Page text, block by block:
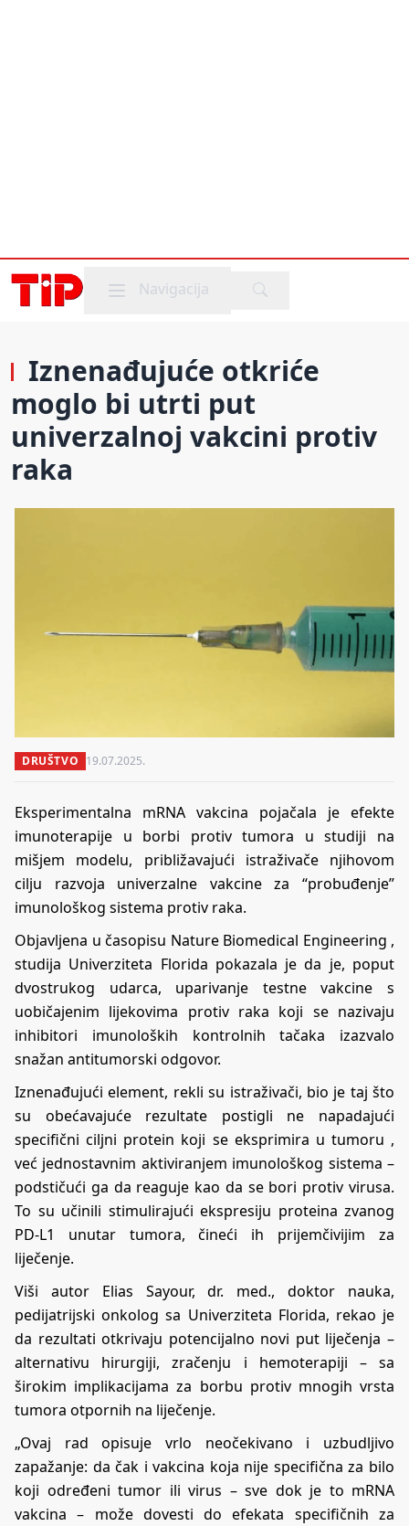
Mobile menu
Navigacija
Iznenađujuće otkriće
moglo bi utrti put
univerzalnoj vakcini protiv
raka
DRUŠTVO 19.07.2025.
Eksperimentalna mRNA vakcina pojačala je efekte
imunoterapije u borbi protiv tumora u studiji na
mišjem modelu, približavajući istraživače njihovom
cilju razvoja univerzalne vakcine za “probuđenje”
imunološkog sistema protiv raka.
Objavljena u časopisu Nature Biomedical Engineering ,
studija Univerziteta Florida pokazala je da je, poput
dvostrukog udarca, uparivanje testne vakcine s
uobičajenim lijekovima protiv raka koji se nazivaju
inhibitori imunoloških kontrolnih tačaka izazvalo
snažan antitumorski odgovor.
Iznenađujući element, rekli su istraživači, bio je taj što
su obećavajuće rezultate postigli ne napadajući
specifični ciljni protein koji se eksprimira u tumoru ,
već jednostavnim aktiviranjem imunološkog sistema –
podstičući ga da reaguje kao da se bori protiv virusa.
To su učinili stimulirajući ekspresiju proteina zvanog
PD-L1 unutar tumora, čineći ih prijemčivijim za
liječenje.
Viši autor Elias Sayour, dr. med., doktor nauka,
pedijatrijski onkolog sa Univerziteta Florida, rekao je
da rezultati otkrivaju potencijalno novi put liječenja –
alternativu hirurgiji, zračenju i hemoterapiji – sa
širokim implikacijama za borbu protiv mnogih vrsta
tumora otpornih na liječenje.
„Ovaj rad opisuje vrlo neočekivano i uzbudljivo
zapažanje: da čak i vakcina koja nije specifična za bilo
koji određeni tumor ili virus – sve dok je to mRNA
vakcina – može dovesti do efekata specifičnih za